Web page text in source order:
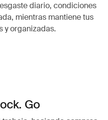
diario, condiciones
mientras mantiene tus
y organizadas.
Go